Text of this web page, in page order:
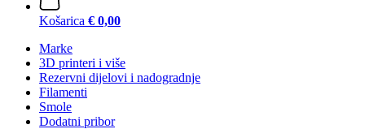
Košarica € 0,00
Marke
3D printeri i više
Rezervni dijelovi i nadogradnje
Filamenti
Smole
Dodatni pribor